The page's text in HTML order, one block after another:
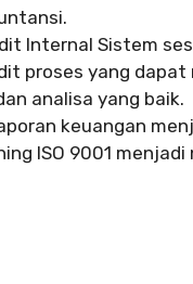
Internal Sistem
proses yang
analisa yang baik.
keuangan
ISO 9001 menjadi